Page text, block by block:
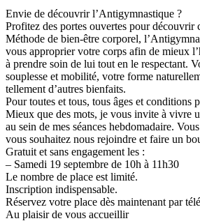
Envie de découvrir l’Antigymnastique ?
Profitez des portes ouvertes pour découvrir
Méthode de bien-être corporel,
vous approprier votre corps afin de mieux
à prendre soin de lui tout en le respectant.
souplesse et mobilité, votre forme
tellement d’autres bienfaits.
Pour toutes et tous, tous âges et conditions
Mieux que des mots, je vous invite à vivre
au sein de mes séances hebdomadaire.
vous souhaitez nous rejoindre et faire un
Gratuit et sans engagement les :
– Samedi 19 septembre de 10h à 11h30
Le nombre de place est limité.
Inscription indispensable.
Réservez votre place dès maintenant par
Au plaisir de vous accueillir